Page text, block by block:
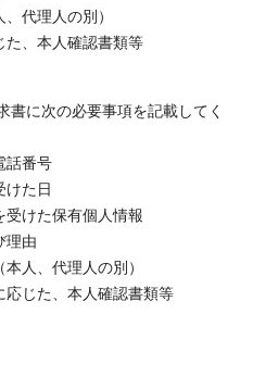
代理人の別）
、本人確認書類等
に次の必要事項を記載してく
番号
た日
けた保有個人情報
理由
人、代理人の別）
じた、本人確認書類等